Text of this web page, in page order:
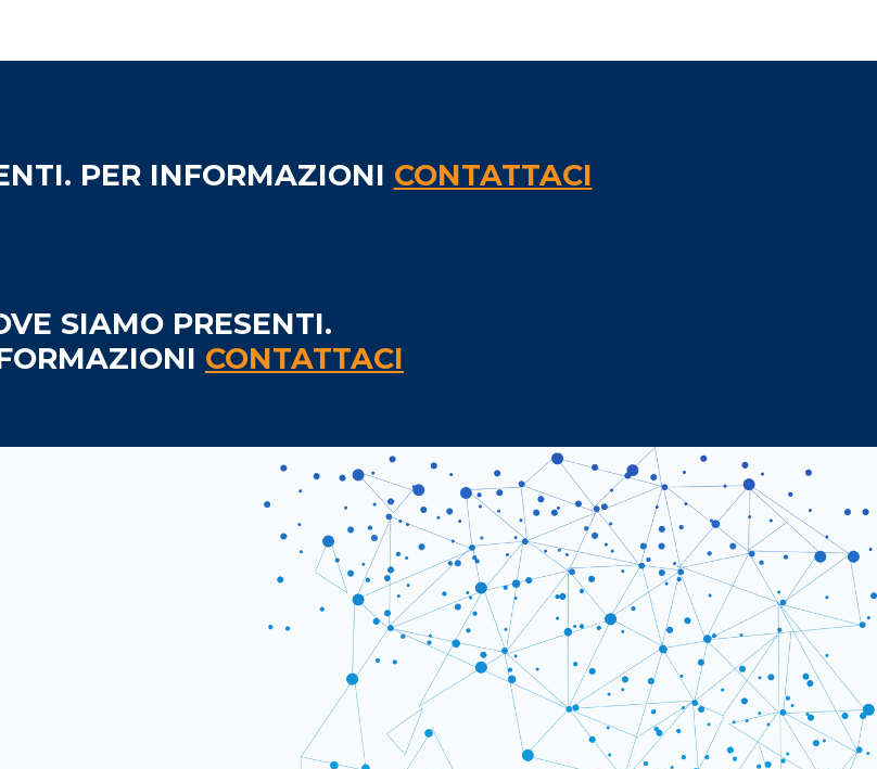
PER INFORMAZIONI CONTATTACI
SIAMO PRESENTI.
CONTATTACI